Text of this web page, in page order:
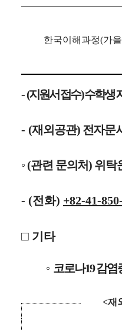
한국이해과정(가을
-(지원서 접수)수학생
- (재외공관) 전자문
◦ (관련 문의처) 위탁
- (전화) +82-41-
□ 기타
◦ 코로나19감염
<재